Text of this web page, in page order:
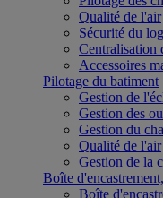
Qualité de l'air
Sécurité du
Centralisation
Accessoires
Pilotage du batiment
Gestion de
Gestion des
Gestion du
Qualité de l'air
Gestion de la
Boîte
Boîte